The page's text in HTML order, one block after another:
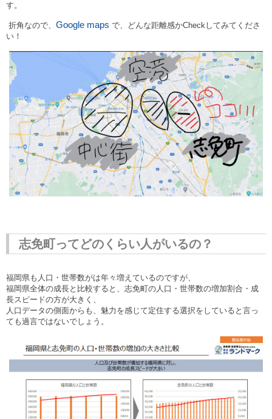
す。
折角なので、 Google maps で、
どんな距離感かCheckしてみてくださ
い！
志免町ってどのくらい人がいるの？
福岡県も人口・世帯数がは年々増えているのですが、
福岡県全体の成長と比較すると、志免町の人口・世帯数の増加割合・成
長スピードの方が大きく、
人口データの側面からも、魅力を感じて定住する選択をしていると言っ
ても過言ではないでしょう。